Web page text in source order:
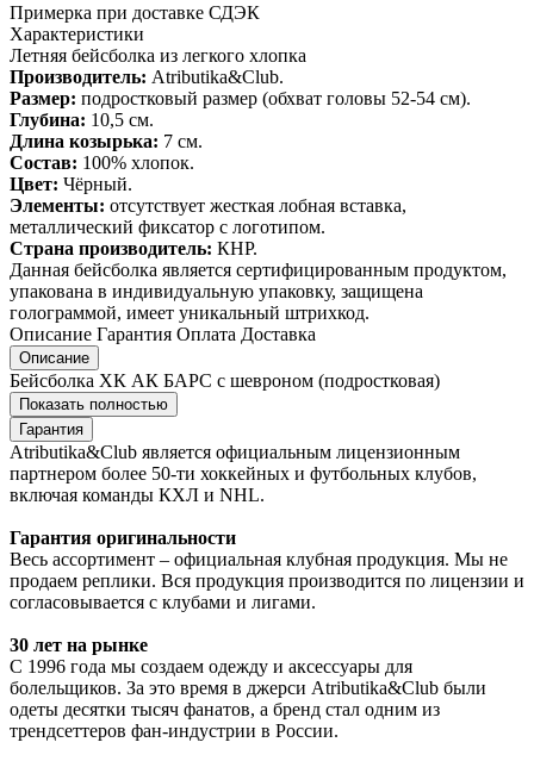
Примерка при доставке СДЭК
Характеристики
Летняя бейсболка из легкого хлопка
Производитель: Atributika&Club.
Размер: подростковый размер (обхват головы 52-54 см).
Глубина: 10,5 см.
Длина козырька: 7 см.
Состав: 100% хлопок.
Цвет: Чёрный.
Элементы: отсутствует жесткая лобная вставка,
металлический фиксатор с логотипом.
Страна производитель: КНР.
Данная бейсболка является сертифицированным продуктом,
упакована в индивидуальную упаковку, защищена
голограммой, имеет уникальный штрихкод.
Описание Гарантия Оплата Доставка
Описание
Бейсболка ХК АК БАРС с шевроном (подростковая)
Показать полностью
Гарантия
Atributika&Club является официальным лицензионным
партнером более 50-ти хоккейных и футбольных клубов,
включая команды КХЛ и NHL.
Гарантия оригинальности
Весь ассортимент – официальная клубная продукция. Мы не
продаем реплики. Вся продукция производится по лицензии и
согласовывается с клубами и лигами.
30 лет на рынке
С 1996 года мы создаем одежду и аксессуары для
болельщиков. За это время в джерси Atributika&Club были
одеты десятки тысяч фанатов, а бренд стал одним из
трендсеттеров фан-индустрии в России.